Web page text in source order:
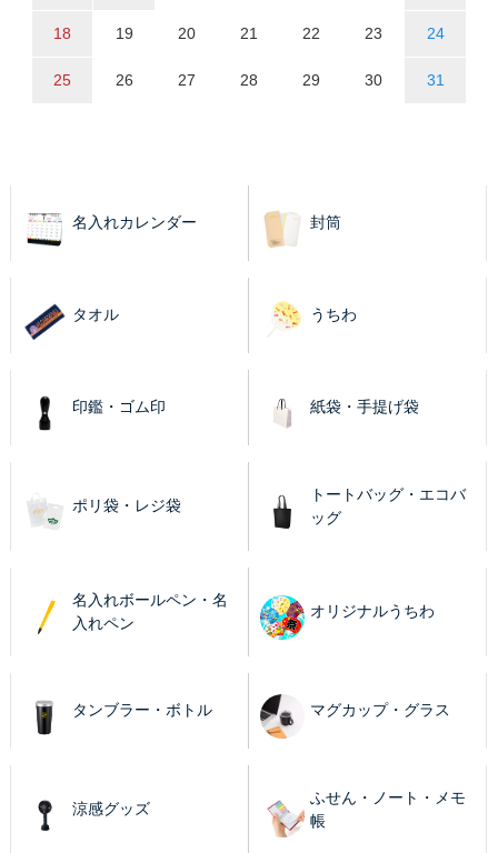
18 19 20 21 22 23 24
25 26 27 28 29 30 31
名入れカレンダー 封筒
タオル うちわ
印鑑・ゴム印 紙袋・手提げ袋
ポリ袋・レジ袋
トートバッグ・エコバ
ッグ
名入れボールペン・名
入れペン
オリジナルうちわ
タンブラー・ボトル マグカップ・グラス
涼感グッズ
ふせん・ノート・メモ
帳